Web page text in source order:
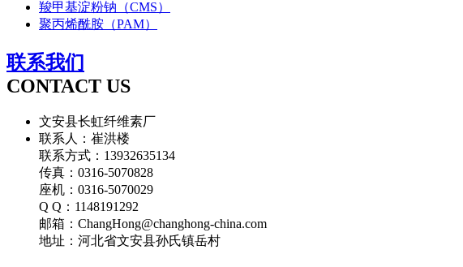
羧甲基淀粉钠（CMS）
聚丙烯酰胺（PAM）
联系我们
CONTACT US
文安县长虹纤维素厂
联系人：崔洪楼
联系方式：13932635134
传真：0316-5070828
座机：0316-5070029
Q Q：1148191292
邮箱：ChangHong@changhong-china.com
地址：河北省文安县孙氏镇岳村